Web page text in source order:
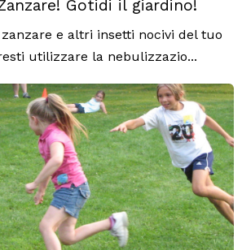
Gotidi il giardino!
e altri insetti nocivi del tuo
utilizzare la nebulizzazio...